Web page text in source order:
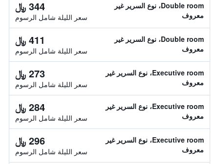
Double room، نوع السرير غير
معروف
344 ﷼
سعر الليلة شامل الرسوم
Double room، نوع السرير غير
معروف
411 ﷼
سعر الليلة شامل الرسوم
Executive room، نوع السرير غير
معروف
273 ﷼
سعر الليلة شامل الرسوم
Executive room، نوع السرير غير
معروف
284 ﷼
سعر الليلة شامل الرسوم
Executive room، نوع السرير غير
معروف
296 ﷼
سعر الليلة شامل الرسوم